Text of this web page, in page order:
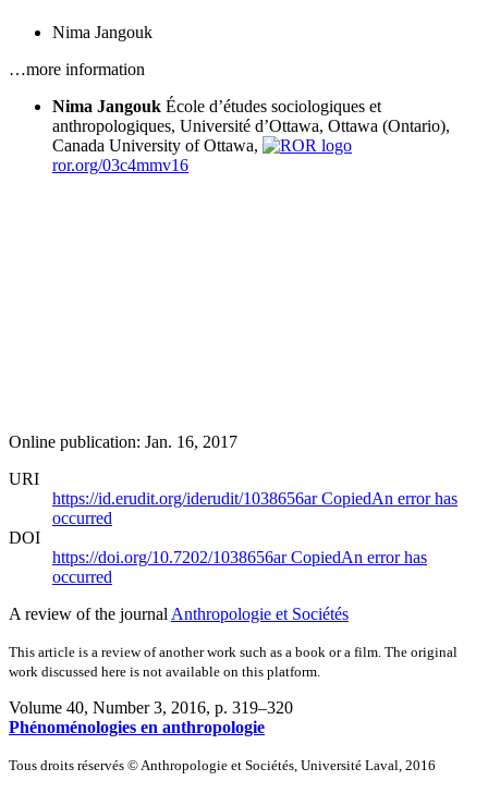
Nima Jangouk
…more information
Nima Jangouk École d’études sociologiques et
anthropologiques, Université d’Ottawa, Ottawa (Ontario),
Canada University of Ottawa,
ror.org/03c4mmv16
Online publication: Jan. 16, 2017
URI
https://id.erudit.org/iderudit/1038656arCopiedAn error has
occurred
DOI
https://doi.org/10.7202/1038656arCopiedAn error has
occurred
A review of the journal Anthropologie et Sociétés
This article is a review of another work such as a book or a film. The original
work discussed here is not available on this platform.
Volume 40, Number 3, 2016, p. 319–320
Phénoménologies en anthropologie
Tous droits réservés © Anthropologie et Sociétés, Université Laval, 2016